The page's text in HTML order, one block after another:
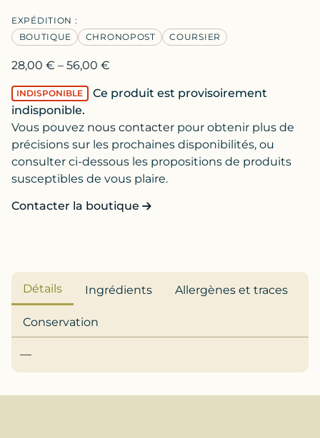
EXPÉDITION :
BOUTIQUE
CHRONOPOST COURSIER
28,00 € – 56,00 €
INDISPONIBLE
Ce produit est provisoirement
indisponible.
Vous pouvez nous contacter pour obtenir plus de
précisions sur les prochaines disponibilités, ou
consulter ci-dessous les propositions de produits
susceptibles de vous plaire.
Contacter la boutique
Détails Ingrédients Allergènes et traces
Conservation
—